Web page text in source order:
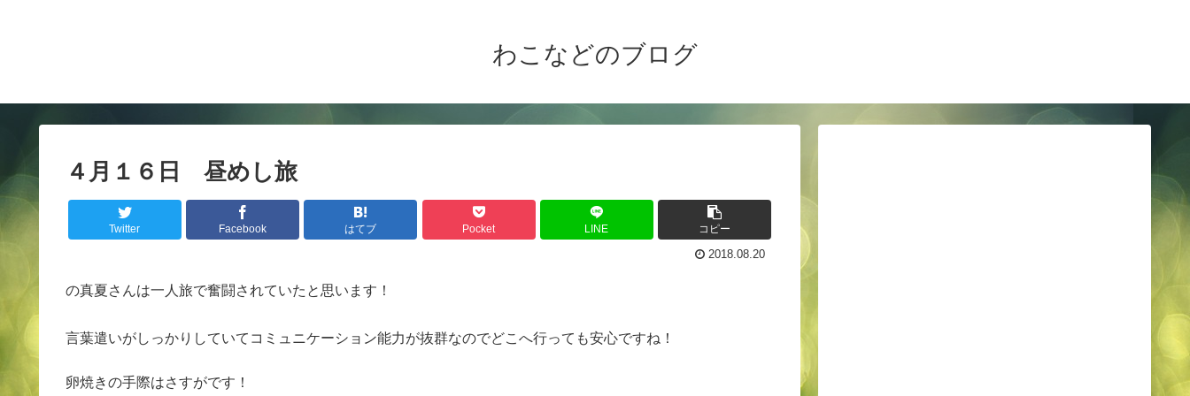
わこなどのブログ
４月１６日 昼めし旅
Twitter Facebook はてブ Pocket LINE コピー
2018.08.20
の真夏さんは一人旅で奮闘されていたと思います！
言葉遣いがしっかりしていてコミュニケーション能力が抜群なのでどこへ行っても安心ですね！
卵焼きの手際はさすがです！